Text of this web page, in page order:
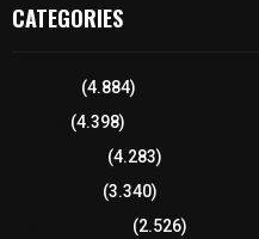
CATEGORIES
(4.884)
(4.398)
(4.283)
(3.340)
(2.526)